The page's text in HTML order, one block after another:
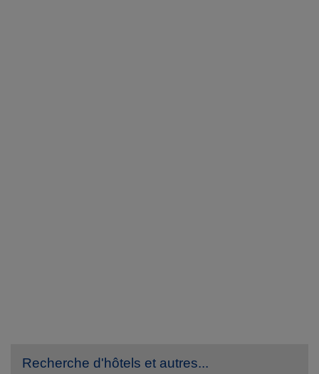
Recherche d'hôtels et autres...